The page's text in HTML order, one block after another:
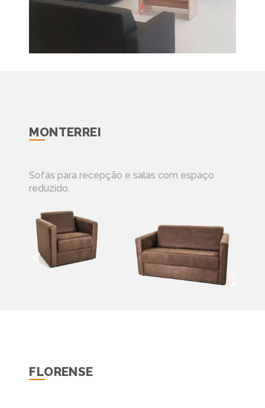
MONTERREI
Sofás para recepção e salas com espaço
reduzido.
FLORENSE